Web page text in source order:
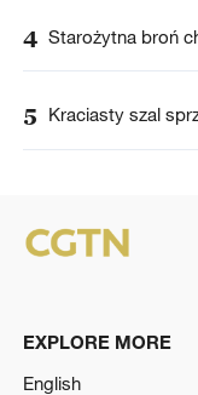
4 Starożytna broń
5 Kraciasty szal
EXPLORE MORE
English